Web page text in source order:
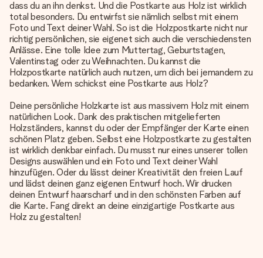
dass du an ihn denkst. Und die Postkarte aus Holz ist wirklich
total besonders. Du entwirfst sie nämlich selbst mit einem
Foto und Text deiner Wahl. So ist die Holzpostkarte nicht nur
richtig persönlichen, sie eigenet sich auch die verschiedensten
Anlässe. Eine tolle Idee zum Muttertag, Geburtstagen,
Valentinstag oder zu Weihnachten. Du kannst die
Holzpostkarte natürlich auch nutzen, um dich bei jemandem zu
bedanken. Wem schickst eine Postkarte aus Holz?
Deine persönliche Holzkarte ist aus massivem Holz mit einem
natürlichen Look. Dank des praktischen mitgelieferten
Holzständers, kannst du oder der Empfänger der Karte einen
schönen Platz geben. Selbst eine Holzpostkarte zu gestalten
ist wirklich denkbar einfach. Du musst nur eines unserer tollen
Designs auswählen und ein Foto und Text deiner Wahl
hinzufügen. Oder du lässt deiner Kreativität den freien Lauf
und lädst deinen ganz eigenen Entwurf hoch. Wir drucken
deinen Entwurf haarscharf und in den schönsten Farben auf
die Karte. Fang direkt an deine einzigartige Postkarte aus
Holz zu gestalten!